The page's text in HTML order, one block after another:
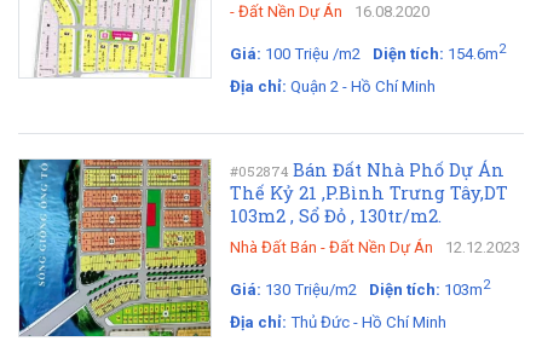
- Đất Nền Dự Án 16.08.2020
Giá: 100 Triệu /m2 Diện tích: 154.6m2
Địa chỉ: Quận 2 - Hồ Chí Minh
#052874 Bán Đất Nhà Phố Dự Án
Thế Kỷ 21 ,P.Bình Trưng Tây,DT
103m2 , Sổ Đỏ , 130tr/m2.
Nhà Đất Bán - Đất Nền Dự Án 12.12.2023
Giá: 130 Triệu/m2 Diện tích: 103m2
Địa chỉ: Thủ Đức - Hồ Chí Minh